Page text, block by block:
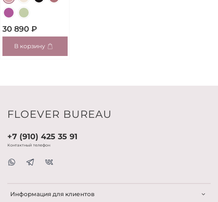
30 890 ₽
В корзину
Информация для клиентов
+7 (910) 425 35 91
Контактный телефон
FLOEVER BUREAU